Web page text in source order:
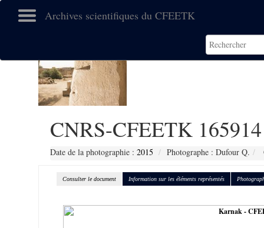
Archives scientifiques du CFEETK
CNRS-CFEETK 165914
Date de la photographie : 2015 Photographe : Dufour Q.
Consulter le document Information sur les éléments représentés